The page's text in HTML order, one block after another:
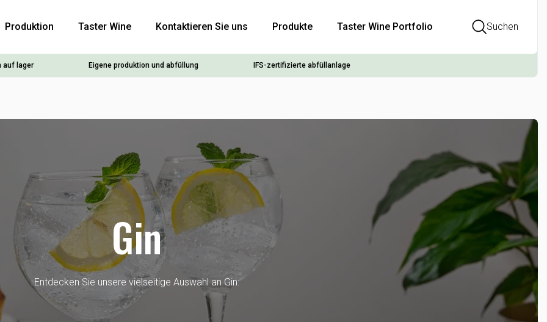
Produktion Taster Wine Kontaktieren Sie uns Produkte Taster Wine Portfolio Suchen
auf lager Eigene produktion und abfüllung IFS-zertifizierte abfüllanlage
Gin
Entdecken Sie unsere vielseitige Auswahl an Gin: